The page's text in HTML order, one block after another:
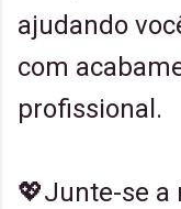
ajudando
com
profissional.
💖Junte-se a